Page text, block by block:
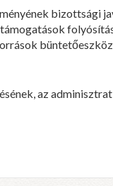
bizottsági
az